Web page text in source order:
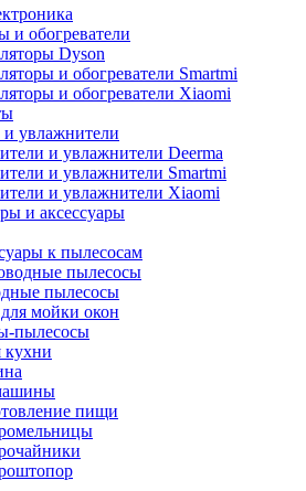
и обогреватели
Dyson
и обогреватели Smartmi
и обогреватели Xiaomi
увлажнители
и увлажнители Deerma
и увлажнители Smartmi
и увлажнители Xiaomi
и аксессуары
к пылесосам
пылесосы
пылесосы
мойки окон
пылесосы
кухни
пищи